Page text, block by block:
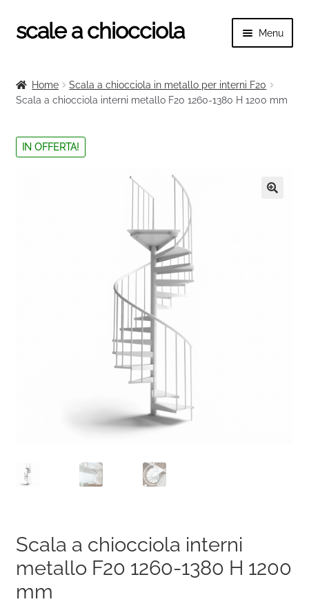
Vai
alla
Vai
al
scale a chiocciola Menu
il
menu
Tutte le scale
Categorie scale
child
il
Home
Scala a chiocciola in metallo per interni F20
Scala a chiocciola interni metallo F20 1260-1380 H 1200 mm
IN OFFERTA!
Scala a chiocciola interni
metallo F20 1260-1380 H 1200
mm